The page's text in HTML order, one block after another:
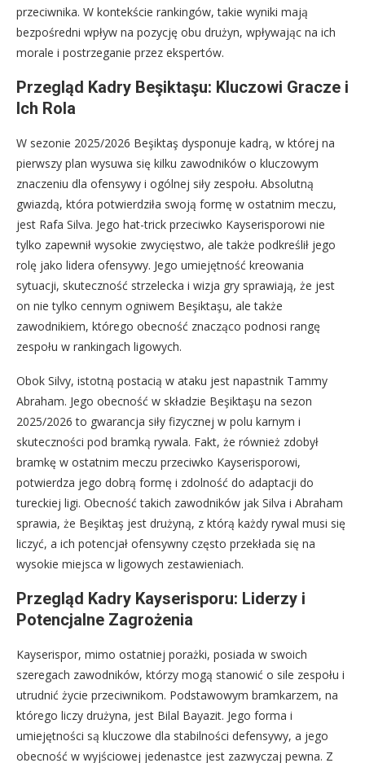
przeciwnika. W kontekście rankingów, takie wyniki mają
bezpośredni wpływ na pozycję obu drużyn, wpływając na ich
morale i postrzeganie przez ekspertów.
Przegląd Kadry Beşiktaşu: Kluczowi Gracze i
Ich Rola
W sezonie 2025/2026 Beşiktaş dysponuje kadrą, w której na
pierwszy plan wysuwa się kilku zawodników o kluczowym
znaczeniu dla ofensywy i ogólnej siły zespołu. Absolutną
gwiazdą, która potwierdziła swoją formę w ostatnim meczu,
jest Rafa Silva. Jego hat-trick przeciwko Kayserisporowi nie
tylko zapewnił wysokie zwycięstwo, ale także podkreślił jego
rolę jako lidera ofensywy. Jego umiejętność kreowania
sytuacji, skuteczność strzelecka i wizja gry sprawiają, że jest
on nie tylko cennym ogniwem Beşiktaşu, ale także
zawodnikiem, którego obecność znacząco podnosi rangę
zespołu w rankingach ligowych.
Obok Silvy, istotną postacią w ataku jest napastnik Tammy
Abraham. Jego obecność w składzie Beşiktaşu na sezon
2025/2026 to gwarancja siły fizycznej w polu karnym i
skuteczności pod bramką rywala. Fakt, że również zdobył
bramkę w ostatnim meczu przeciwko Kayserisporowi,
potwierdza jego dobrą formę i zdolność do adaptacji do
tureckiej ligi. Obecność takich zawodników jak Silva i Abraham
sprawia, że Beşiktaş jest drużyną, z którą każdy rywal musi się
liczyć, a ich potencjał ofensywny często przekłada się na
wysokie miejsca w ligowych zestawieniach.
Przegląd Kadry Kayserisporu: Liderzy i
Potencjalne Zagrożenia
Kayserispor, mimo ostatniej porażki, posiada w swoich
szeregach zawodników, którzy mogą stanowić o sile zespołu i
utrudnić życie przeciwnikom. Podstawowym bramkarzem, na
którego liczy drużyna, jest Bilal Bayazit. Jego forma i
umiejętności są kluczowe dla stabilności defensywy, a jego
obecność w wyjściowej jedenastce jest zazwyczaj pewna. Z